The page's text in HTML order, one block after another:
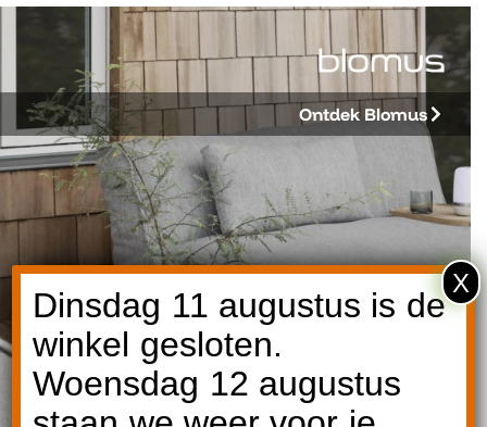
Ontdek Blomus
Dinsdag 11 augustus is de
winkel gesloten.
Woensdag 12 augustus
X